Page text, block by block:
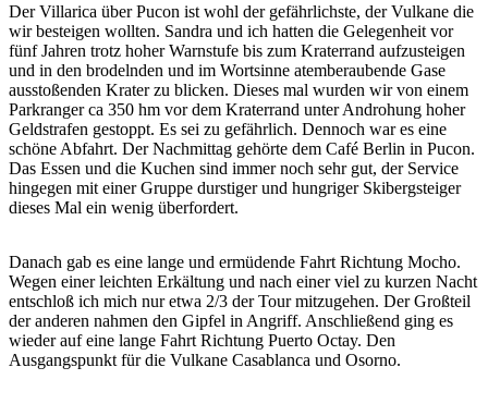
Der Villarica über Pucon ist wohl der gefährlichste, der Vulkane die
wir besteigen wollten. Sandra und ich hatten die Gelegenheit vor
fünf Jahren trotz hoher Warnstufe bis zum Kraterrand aufzusteigen
und in den brodelnden und im Wortsinne atemberaubende Gase
ausstoßenden Krater zu blicken. Dieses mal wurden wir von einem
Parkranger ca 350 hm vor dem Kraterrand unter Androhung hoher
Geldstrafen gestoppt. Es sei zu gefährlich. Dennoch war es eine
schöne Abfahrt. Der Nachmittag gehörte dem Café Berlin in Pucon.
Das Essen und die Kuchen sind immer noch sehr gut, der Service
hingegen mit einer Gruppe durstiger und hungriger Skibergsteiger
dieses Mal ein wenig überfordert.
Danach gab es eine lange und ermüdende Fahrt Richtung Mocho.
Wegen einer leichten Erkältung und nach einer viel zu kurzen Nacht
entschloß ich mich nur etwa 2/3 der Tour mitzugehen. Der Großteil
der anderen nahmen den Gipfel in Angriff. Anschließend ging es
wieder auf eine lange Fahrt Richtung Puerto Octay. Den
Ausgangspunkt für die Vulkane Casablanca und Osorno.